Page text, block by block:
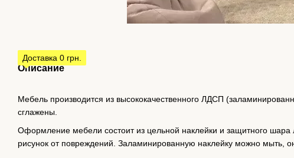
Доставка 0 грн.
Описание
Мебель производится из высококачественного ЛДСП
сглажены.
Оформление мебели состоит из цельной наклейки и защитного
рисунок от повреждений. Заламинированную наклейку можно мыть,